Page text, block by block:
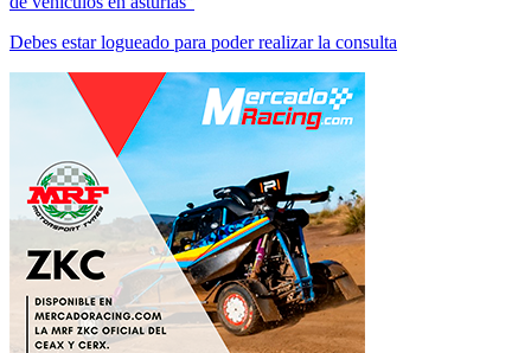
Debes estar logueado para poder realizar la consulta